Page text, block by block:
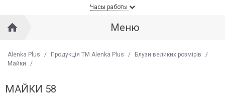
Часы работы
Меню
Alenka Plus / Продукція ТМ Alenka Plus / Блузи великих розмірів
/
Майки
/
МАЙКИ 58